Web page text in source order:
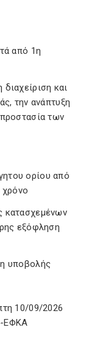
από 1η
και
την ανάπτυξη
των
ορίου από
κατασχεμένων
εξόφληση
υποβολής
10/09/2026
ΕΦΚΑ